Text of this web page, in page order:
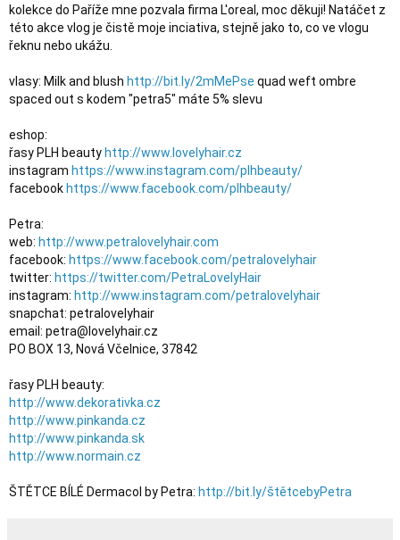
kolekce do Paříže mne pozvala firma L'oreal, moc děkuji! Natáčet z
této akce vlog je čistě moje inciativa, stejně jako to, co ve vlogu
řeknu nebo ukážu.
vlasy: Milk and blush http://bit.ly/2mMePse quad weft ombre
spaced out s kodem "petra5" máte 5% slevu
eshop:
řasy PLH beauty http://www.lovelyhair.cz
instagram https://www.instagram.com/plhbeauty/
facebook https://www.facebook.com/plhbeauty/
Petra:
web: http://www.petralovelyhair.com
facebook: https://www.facebook.com/petralovelyhair
twitter: https://twitter.com/PetraLovelyHair
instagram: http://www.instagram.com/petralovelyhair
snapchat: petralovelyhair
email: petra@lovelyhair.cz
PO BOX 13, Nová Včelnice, 37842
http://www.dekorativka.cz
http://www.pinkanda.cz
http://www.pinkanda.sk
http://www.normain.cz
ŠTĚTCE BÍLÉ Dermacol by Petra: http://bit.ly/štětcebyPetra